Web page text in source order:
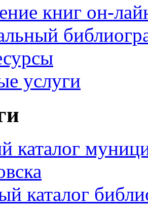
книг он-
услуги
каталог
каталог